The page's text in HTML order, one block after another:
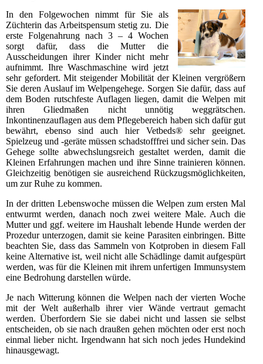
In den Folgewochen nimmt für Sie als
Züchterin das Arbeitspensum stetig zu. Die
erste Folgenahrung nach 3 – 4 Wochen
sorgt dafür, dass die Mutter die
Ausscheidungen ihrer Kinder nicht mehr
aufnimmt. Ihre Waschmaschine wird jetzt
sehr gefordert. Mit steigender Mobilität der Kleinen vergrößern
Sie deren Auslauf im Welpengehege. Sorgen Sie dafür, dass auf
dem Boden rutschfeste Auflagen liegen, damit die Welpen mit
ihren Gliedmaßen nicht unnötig weggrätschen.
Inkontinenzauflagen aus dem Pflegebereich haben sich dafür gut
bewährt, ebenso sind auch hier Vetbeds® sehr geeignet.
Spielzeug und -geräte müssen schadstofffrei und sicher sein. Das
Gehege sollte abwechslungsreich gestaltet werden, damit die
Kleinen Erfahrungen machen und ihre Sinne trainieren können.
Gleichzeitig benötigen sie ausreichend Rückzugsmöglichkeiten,
um zur Ruhe zu kommen.
In der dritten Lebenswoche müssen die Welpen zum ersten Mal
entwurmt werden, danach noch zwei weitere Male. Auch die
Mutter und ggf. weitere im Haushalt lebende Hunde werden der
Prozedur unterzogen, damit sie keine Parasiten einbringen. Bitte
beachten Sie, dass das Sammeln von Kotproben in diesem Fall
keine Alternative ist, weil nicht alle Schädlinge damit aufgespürt
werden, was für die Kleinen mit ihrem unfertigen Immunsystem
eine Bedrohung darstellen würde.
Je nach Witterung können die Welpen nach der vierten Woche
mit der Welt außerhalb ihrer vier Wände vertraut gemacht
werden. Überfordern Sie sie dabei nicht und lassen sie selbst
entscheiden, ob sie nach draußen gehen möchten oder erst noch
einmal lieber nicht. Irgendwann hat sich noch jedes Hundekind
hinausgewagt.